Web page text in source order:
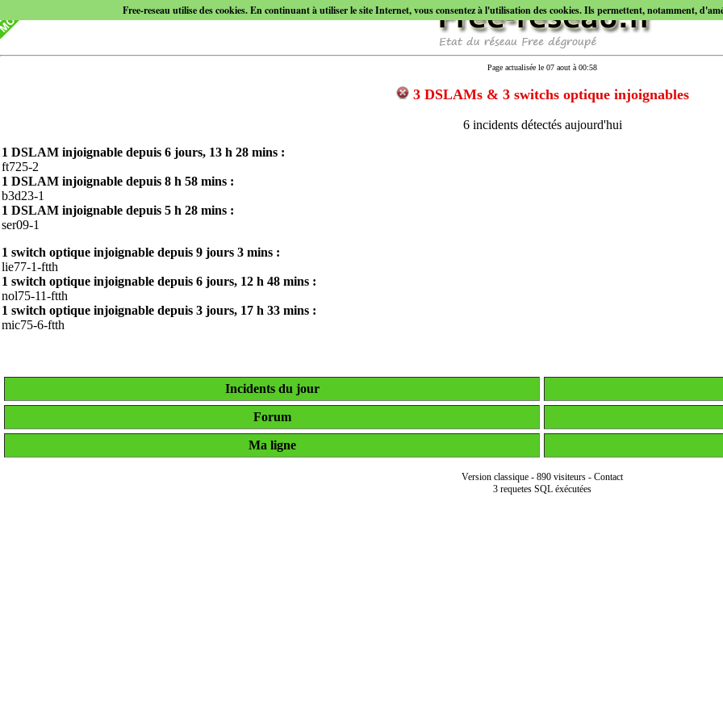
Page actualisée le 07 aout à 00:58
3 DSLAMs & 3 switchs optique injoignables
6 incidents détectés aujourd'hui
1 DSLAM injoignable depuis 6 jours, 13 h 28 mins :
ft725-2
1 DSLAM injoignable depuis 8 h 58 mins :
b3d23-1
1 DSLAM injoignable depuis 5 h 28 mins :
ser09-1
1 switch optique injoignable depuis 9 jours 3 mins :
lie77-1-ftth
1 switch optique injoignable depuis 6 jours, 12 h 48 mins :
nol75-11-ftth
1 switch optique injoignable depuis 3 jours, 17 h 33 mins :
mic75-6-ftth
Incidents du jour
Forum
Ma ligne
Version classique - 890 visiteurs - Contact
3 requetes SQL éxécutées
Free-reseau utilise des cookies. En continuant à utiliser le site Internet, vous consentez à l'utilisation des cookies. Ils permettent, notamment,